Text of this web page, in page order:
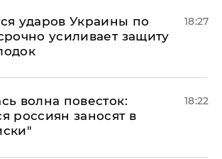
ударов Украины по
усиливает защиту
18:27
волна повесток:
россиян заносят в
18:22